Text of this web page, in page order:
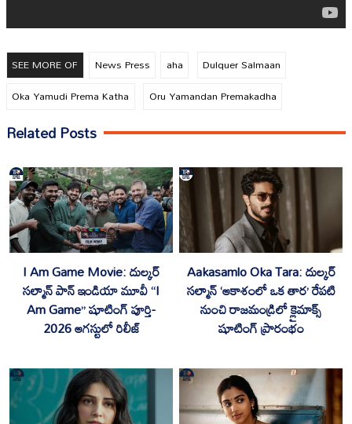
SEE MORE OF News Press aha
Dulquer Salmaan
Oka Yamudi Prema Katha
Oru Yamandan Premakadha
Related Posts
I Am Game Movie: దుల్కర్
సల్మాన్ పాన్ ఇండియా మూవీ “I
Am Game” షూటింగ్ పూర్తి-
2026 ఆగస్టులో రిలీజ్
Aakasamlo Oka Tara: దుల్కర్
సల్మాన్ ‘ఆకాశంలో ఒక తార’ రేపటి
నుంచి రాజమండ్రిలో క్లైమాక్స్
షూటింగ్ ప్రారంభం